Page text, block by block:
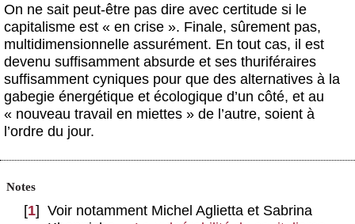
On ne sait peut-être pas dire avec certitude si le
capitalisme est « en crise ». Finale, sûrement pas,
multidimensionnelle assurément. En tout cas, il est
devenu suffisamment absurde et ses thuriféraires
suffisamment cyniques pour que des alternatives à la
gabegie énergétique et écologique d’un côté, et au
« nouveau travail en miettes » de l’autre, soient à
l’ordre du jour.
Notes
[1] Voir notamment Michel Aglietta et Sabrina